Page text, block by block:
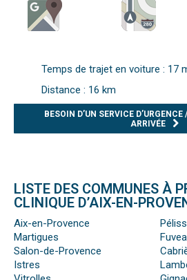
Temps de trajet en voiture : 17
Distance : 16 km
BESOIN D’UN SERVICE
ARRIVÉE
LISTE DES COMMUNES À
CLINIQUE D’AIX-EN-
Aix-en-Provence
Martigues
Salon-de-Provence
Istres